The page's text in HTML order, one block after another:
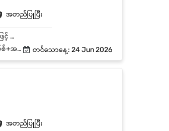
အတည်ပြုပြီး
• နေ့စဉ်အရောင်းအတွက် လိုအပ်သော ပစ္စည်းများ ကြိုတင်ပြင်ဆင်ခြင်း • နေရာအလိုက် ဘက်ထရီ စက်ဘီး (သို့) ဆိုင်ကယ်ဖြင့် အရောင်းအော်ဒါ ကောက်ယူခြင်း • သတ်မှတ်ထားသော အရောင်း သက်မှတ်ချက် (KPI) ပြည့်မီအောင် ရောင်းချခြင်း • နေ့စဉ် တာဝန်များ ပြီးမြောက်အောင် ဆောင်ရွက်ခြင်း • ဖောက်သည်ဝန်ဆောင်မှု ကောင်းမွန်စွာ ဆောင်ရွက်ခြင်းနှင့် ကုန်ကြွေး ကောက်ခံခြင်း
ါးစရိတ် တင်သောနေ့: 24 Jun 2026
အတည်ပြုပြီး